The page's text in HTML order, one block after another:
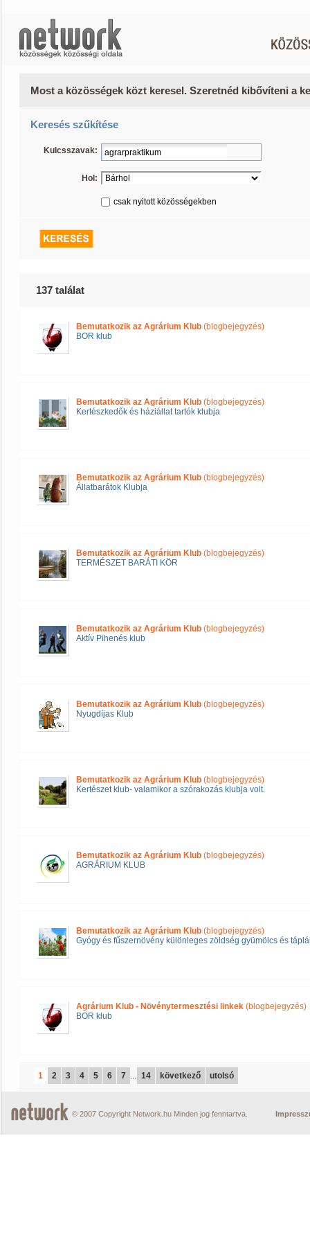
Most a közösségek közt keresel. Szeretnéd kibővíteni a
Keresés szűkítése
Kulcsszavak:
Hol:
csak nyitott közösségekben
137 találat
Bemutatkozik az Agrárium Klub (blogbejegyzés)
BOR klub
Bemutatkozik az Agrárium Klub (blogbejegyzés)
Kertészkedők és háziállat tartók klubja
Bemutatkozik az Agrárium Klub (blogbejegyzés)
Állatbarátok Klubja
Bemutatkozik az Agrárium Klub (blogbejegyzés)
TERMÉSZET BARÁTI KÖR
Bemutatkozik az Agrárium Klub (blogbejegyzés)
Aktív Pihenés klub
Bemutatkozik az Agrárium Klub (blogbejegyzés)
Nyugdíjas Klub
Bemutatkozik az Agrárium Klub (blogbejegyzés)
Kertészet klub- valamikor a szórakozás klubja volt.
Bemutatkozik az Agrárium Klub (blogbejegyzés)
AGRÁRIUM KLUB
Bemutatkozik az Agrárium Klub (blogbejegyzés)
Gyógy és fűszernövény különleges zöldség gyümölcs és
Agrárium Klub - Növénytermesztési linkek (blogbejegyzés)
BOR klub
1 2 3 4 5 6 7 ... 14 következő utolsó
© 2007 Copyright Network.hu Minden jog fenntartva.